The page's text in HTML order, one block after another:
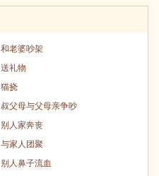
和老婆吵架
送礼物
猫挠
叔父母与父母亲争吵
别人家奔丧
与家人团聚
别人鼻子流血